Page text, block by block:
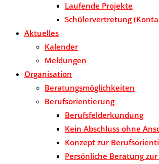
Laufende Projekte
Schülervertretung
Aktuelles
Kalender
Meldungen
Organisation
Beratungsmöglichkeiten
Berufsorientierung
Berufsfelderkundung
Kein Abschluss ohne
Konzept zur
Persönliche Beratung